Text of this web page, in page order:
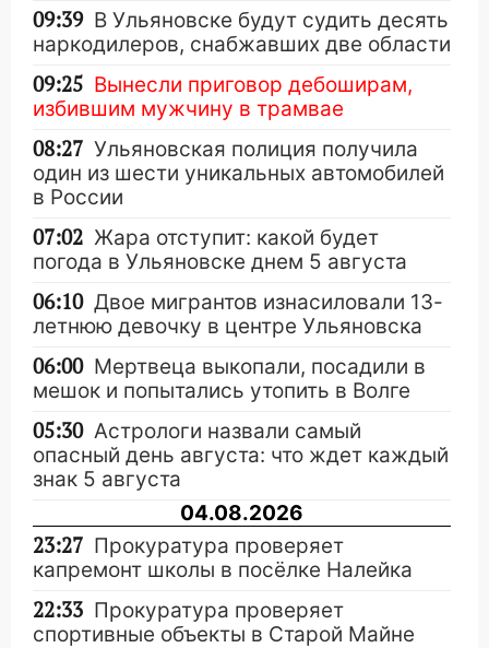
09:39 В Ульяновске будут судить десять
наркодилеров, снабжавших две области
09:25 Вынесли приговор дебоширам,
избившим мужчину в трамвае
08:27 Ульяновская полиция получила
один из шести уникальных автомобилей
в России
07:02 Жара отступит: какой будет
погода в Ульяновске днем 5 августа
06:10 Двое мигрантов изнасиловали 13-
летнюю девочку в центре Ульяновска
06:00 Мертвеца выкопали, посадили в
мешок и попытались утопить в Волге
05:30 Астрологи назвали самый
опасный день августа: что ждет каждый
знак 5 августа
04.08.2026
23:27 Прокуратура проверяет
капремонт школы в посёлке Налейка
22:33 Прокуратура проверяет
спортивные объекты в Старой Майне